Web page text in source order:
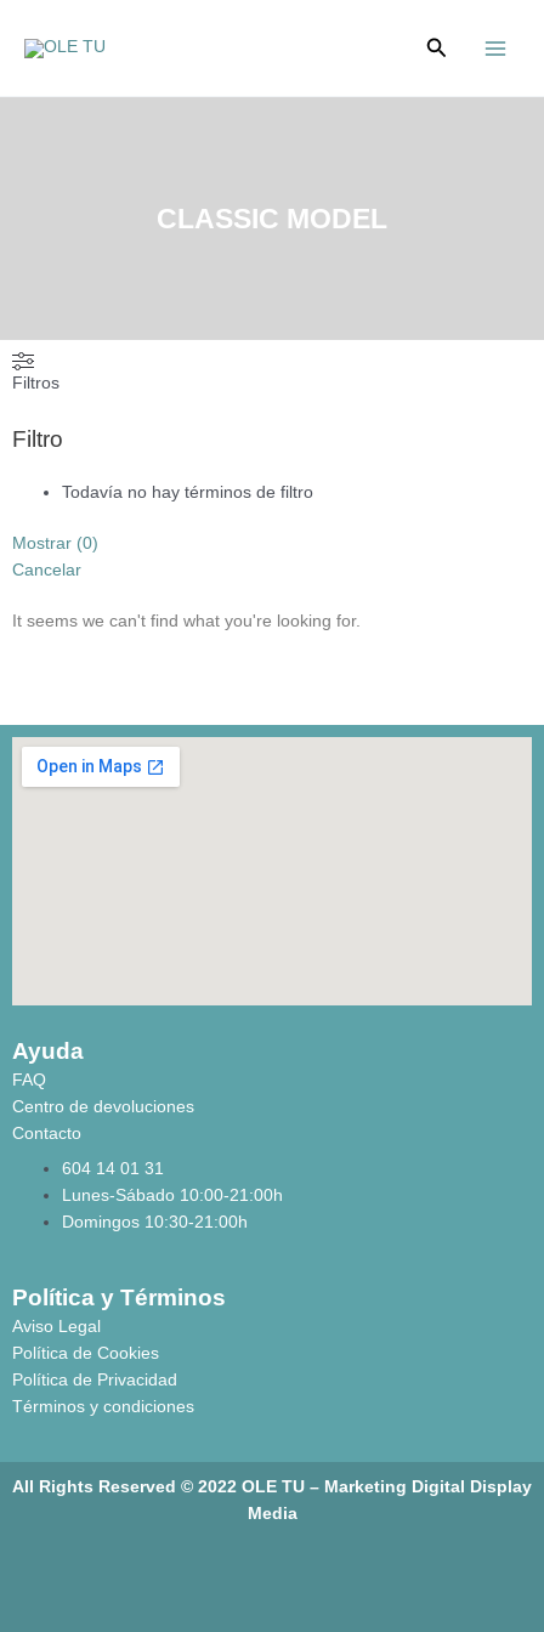
Buscar
Menu
CLASSIC MODEL
Filtros
Filtro
Todavía no hay términos de filtro
Mostrar (0)
Cancelar
It seems we can't find what you're looking for.
Ayuda
FAQ
Centro de devoluciones
Contacto
604 14 01 31
Lunes-Sábado 10:00-21:00h
Domingos 10:30-21:00h
Política y Términos
Aviso Legal
Política de Cookies
Política de Privacidad
Términos y condiciones
All Rights Reserved © 2022 OLE TU – Marketing Digital Display
Media